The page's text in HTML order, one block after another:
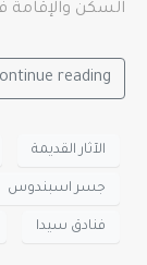
السكن والإقامة
reading
الآثار القديمة
جسر اسبندوس
فنادق سيدا